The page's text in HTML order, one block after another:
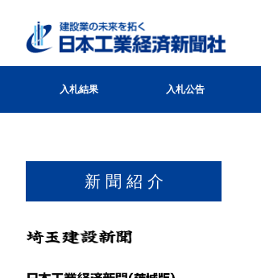
入札結果 入札公告
新 聞 紹 介